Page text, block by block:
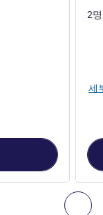
다
Kingsize Bed , 객
2
세